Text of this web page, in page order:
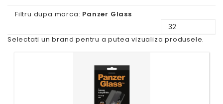
Filtru dupa marca: Panzer Glass
Selectati un brand pentru a putea vizualiza produsele.